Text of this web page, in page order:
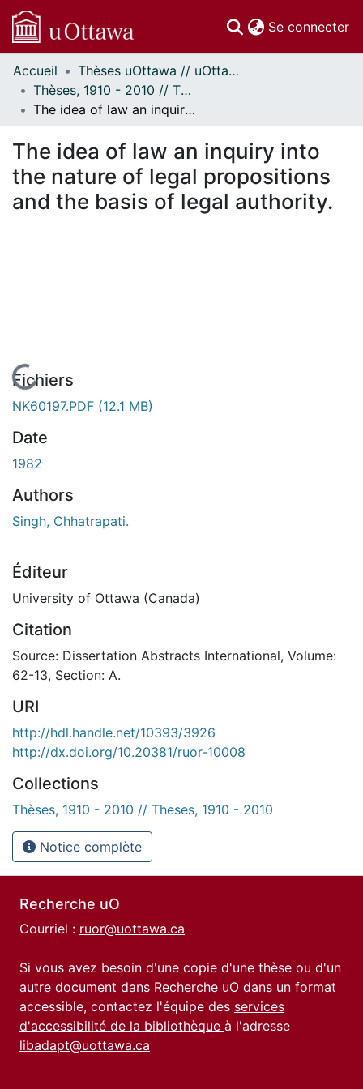
Se connecter
Communautés
et collections
Parcourir
À propos
Accueil
Thèses uOttawa // uOttawa Theses
Thèses, 1910 - 2010 // Theses, 1910 - 2010
The idea of law an inquiry into the nature of legal propositions and the basis of legal authority.
The idea of law an inquiry into
the nature of legal propositions
and the basis of legal authority.
En cours de chargement...
Fichiers
NK60197.PDF (12.1 MB)
Date
1982
Authors
Singh, Chhatrapati.
Éditeur
University of Ottawa (Canada)
Citation
Source: Dissertation Abstracts International, Volume:
62-13, Section: A.
URI
http://hdl.handle.net/10393/3926
http://dx.doi.org/10.20381/ruor-10008
Collections
Thèses, 1910 - 2010 // Theses, 1910 - 2010
Notice complète
Recherche uO
Courriel : ruor@uottawa.ca
Si vous avez besoin d'une copie d'une thèse ou d'un
autre document dans Recherche uO dans un format
accessible, contactez l'équipe des services
d'accessibilité de la bibliothèque à l'adresse
libadapt@uottawa.ca